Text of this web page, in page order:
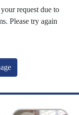
request due to
Please try again